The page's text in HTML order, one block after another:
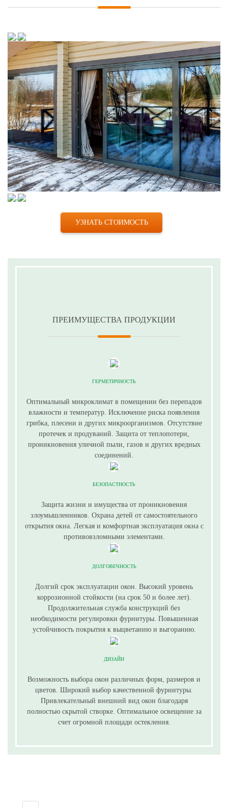
УЗНАТЬ СТОИМОСТЬ
ПРЕИМУЩЕСТВА ПРОДУКЦИИ
ГЕРМЕТИЧНОСТЬ
Оптимальный микроклимат в помещении без перепадов
влажности и температур. Исключение риска появления
грибка, плесени и других микроорганизмов. Отсутствие
протечек и продуваний. Защита от теплопотери,
проникновения уличной пыли, газов и других вредных
соединений.
БЕЗОПАСТНОСТЬ
Защита жизни и имущества от проникновения
злоумышленников. Охрана детей от самостоятельного
открытия окна. Легкая и комфортная эксплуатация окна с
противовзломными элементами.
ДОЛГОВЕЧНОСТЬ
Долгий срок эксплуатации окон. Высокий уровень
коррозионной стойкости (на срок 50 и более лет).
Продолжительная служба конструкций без
необходимости регулировки фурнитуры. Повышенная
устойчивость покрытия к выцветанию и выгоранию.
ДИЗАЙН
Возможность выбора окон различных форм, размеров и
цветов. Широкий выбор качественной фурнитуры.
Привлекательный внешний вид окон благодаря
полностью скрытой створке. Оптимальное освещение за
счет огромной площади остекления.